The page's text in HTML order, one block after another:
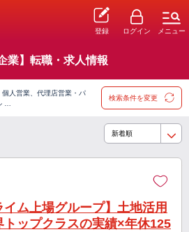
登録 ログイン メニュー
業】転職・求人情報
人営業、代理店営業・パ
…
検索条件を変更
イム上場グループ】土地活用
トップクラスの実績×年休125